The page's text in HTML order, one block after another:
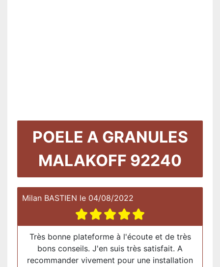
POELE A GRANULES
MALAKOFF 92240
Milan BASTIEN le 04/08/2022
Très bonne plateforme à l'écoute et de très
bons conseils. J'en suis très satisfait. A
recommander vivement pour une installation